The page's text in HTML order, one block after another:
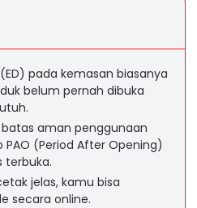
pada kemasan biasanya
belum pernah dibuka
aman penggunaan
(Period After Opening)
terbuka.
jelas, kamu bisa
secara online.